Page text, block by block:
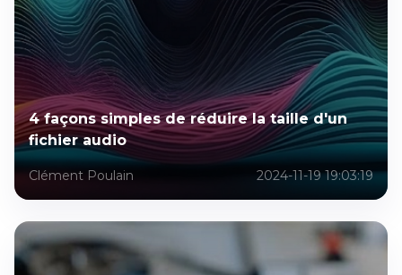
4 façons simples de réduire la taille d'un
fichier audio
Clément Poulain 2024-11-19 19:03:19